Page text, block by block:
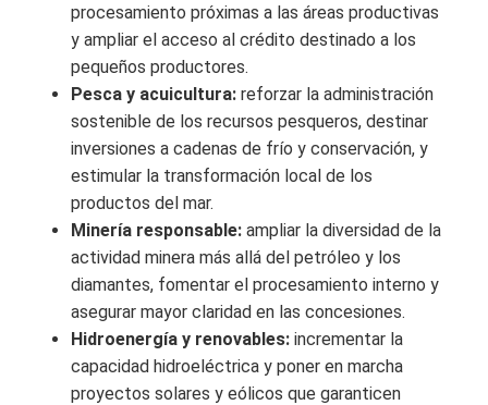
procesamiento próximas a las áreas productivas
y ampliar el acceso al crédito destinado a los
pequeños productores.
Pesca y acuicultura: reforzar la administración
sostenible de los recursos pesqueros, destinar
inversiones a cadenas de frío y conservación, y
estimular la transformación local de los
productos del mar.
Minería responsable: ampliar la diversidad de la
actividad minera más allá del petróleo y los
diamantes, fomentar el procesamiento interno y
asegurar mayor claridad en las concesiones.
Hidroenergía y renovables: incrementar la
capacidad hidroeléctrica y poner en marcha
proyectos solares y eólicos que garanticen